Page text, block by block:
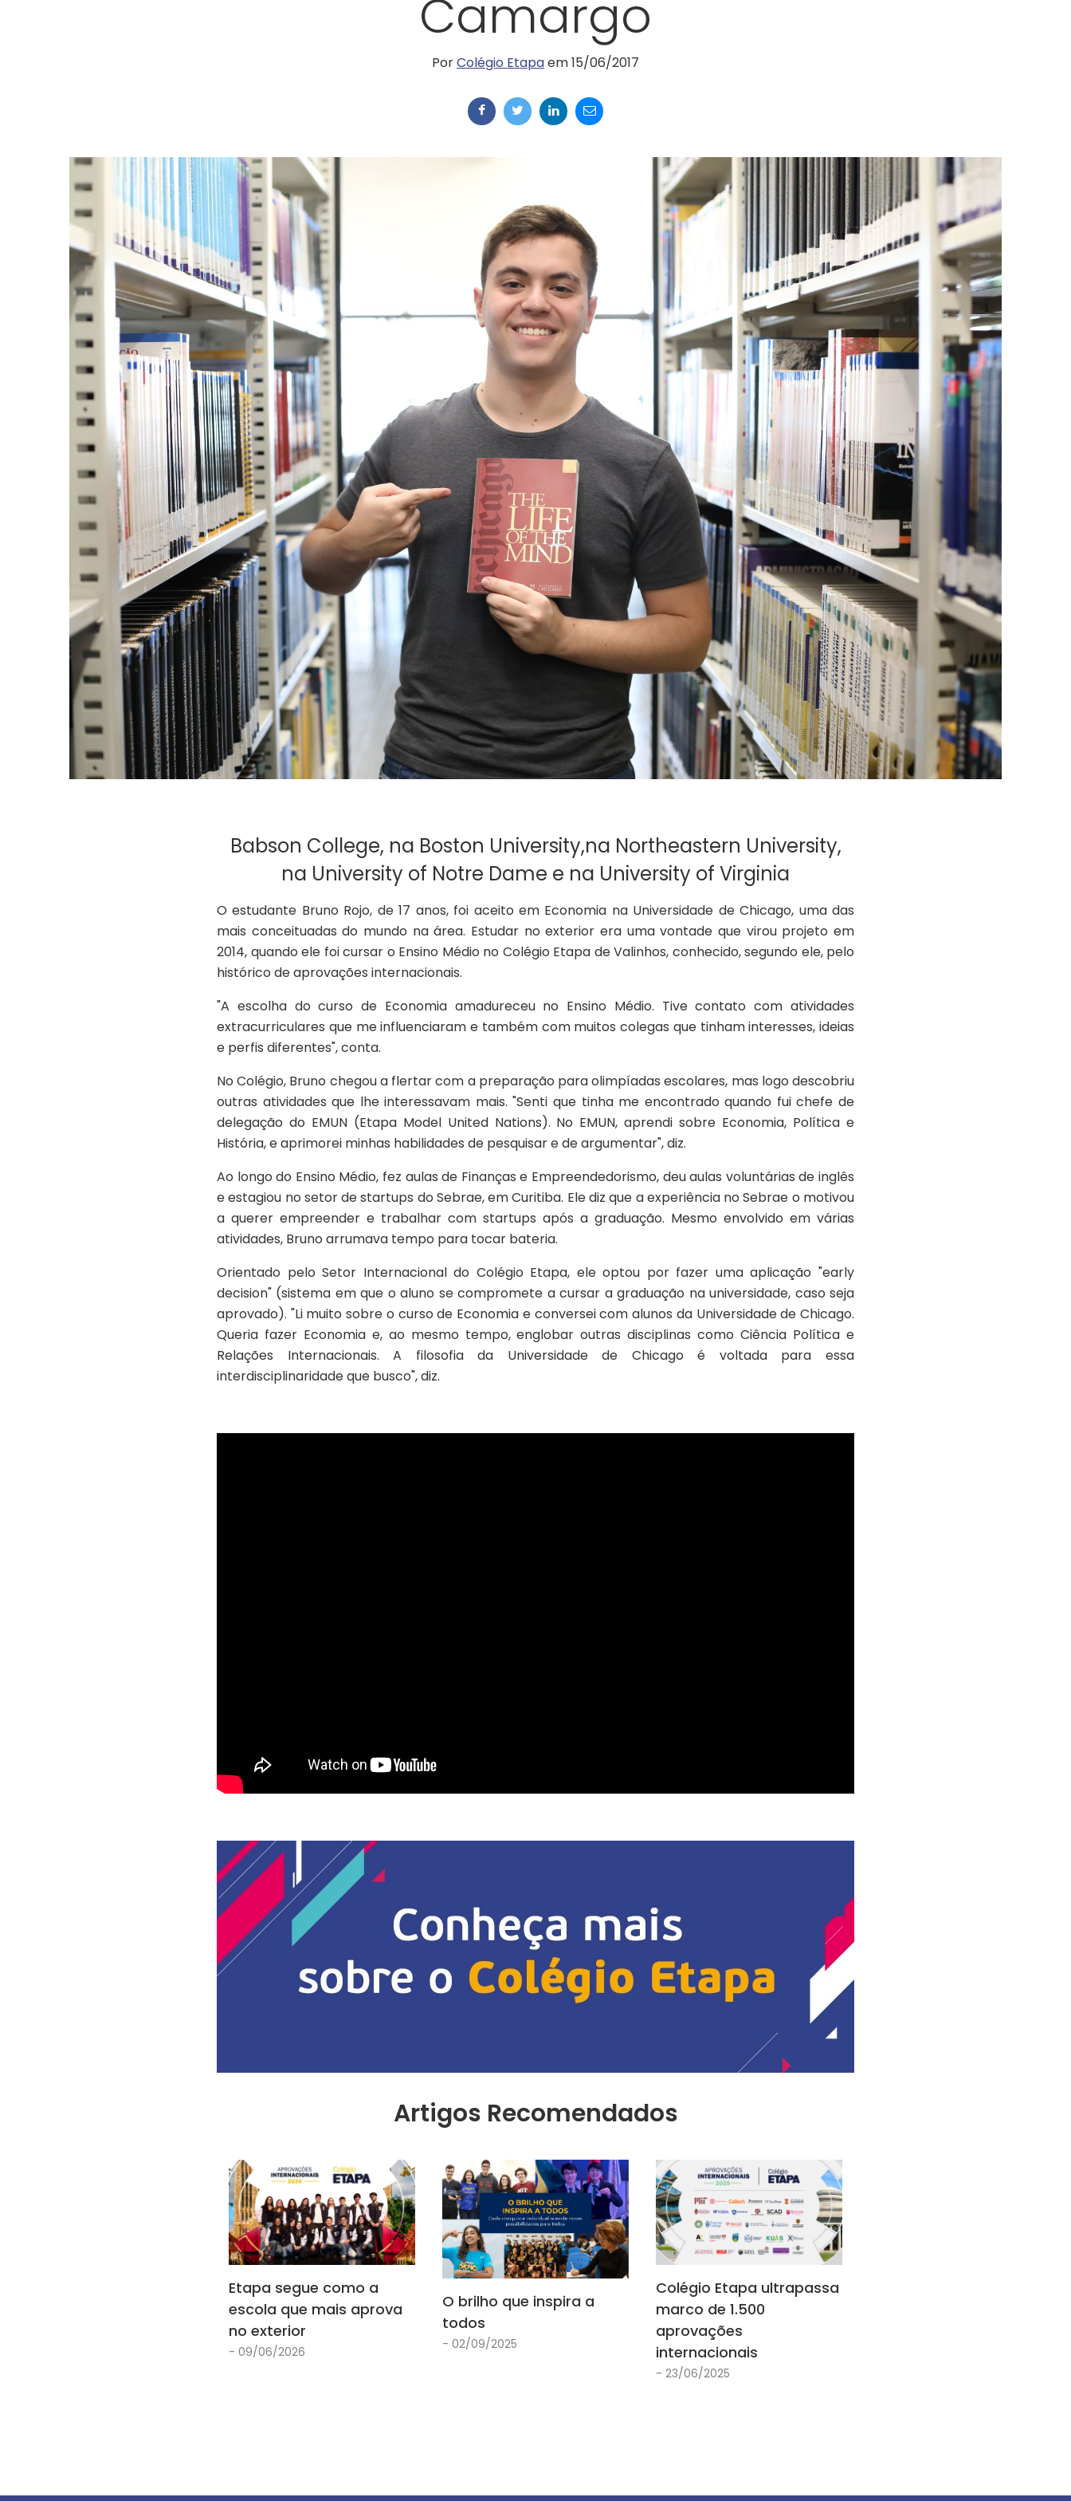
Camargo
PorColégio Etapaem 15/06/2017
Babson College, na Boston University,na Northeastern University,
na University of Notre Dame e na University of Virginia
O estudante Bruno Rojo, de 17 anos, foi aceito em Economia na Universidade de Chicago, uma das
mais conceituadas do mundo na área. Estudar no exterior era uma vontade que virou projeto em
2014, quando ele foi cursar o Ensino Médio no Colégio Etapa de Valinhos, conhecido, segundo ele, pelo
histórico de aprovações internacionais.
"A escolha do curso de Economia amadureceu no Ensino Médio. Tive contato com atividades
extracurriculares que me influenciaram e também com muitos colegas que tinham interesses, ideias
e perfis diferentes", conta.
No Colégio, Bruno chegou a flertar com a preparação para olimpíadas escolares, mas logo descobriu
outras atividades que lhe interessavam mais. "Senti que tinha me encontrado quando fui chefe de
delegação do EMUN (Etapa Model United Nations). No EMUN, aprendi sobre Economia, Política e
História, e aprimorei minhas habilidades de pesquisar e de argumentar", diz.
Ao longo do Ensino Médio, fez aulas de Finanças e Empreendedorismo, deu aulas voluntárias de inglês
e estagiou no setor de startups do Sebrae, em Curitiba. Ele diz que a experiência no Sebrae o motivou
a querer empreender e trabalhar com startups após a graduação. Mesmo envolvido em várias
atividades, Bruno arrumava tempo para tocar bateria.
Orientado pelo Setor Internacional do Colégio Etapa, ele optou por fazer uma aplicação "early
decision" (sistema em que o aluno se compromete a cursar a graduação na universidade, caso seja
aprovado). "Li muito sobre o curso de Economia e conversei com alunos da Universidade de Chicago.
Queria fazer Economia e, ao mesmo tempo, englobar outras disciplinas como Ciência Política e
Relações Internacionais. A filosofia da Universidade de Chicago é voltada para essa
interdisciplinaridade que busco", diz.
Artigos Recomendados
Etapa segue como a
escola que mais aprova
no exterior
- 09/06/2026
O brilho que inspira a
todos
- 02/09/2025
Colégio Etapa ultrapassa
marco de 1.500
aprovações
internacionais
- 23/06/2025